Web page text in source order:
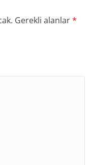
Gerekli alanlar*